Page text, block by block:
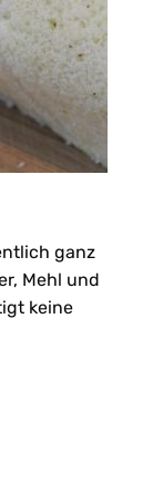
ganz
Mehl und
keine